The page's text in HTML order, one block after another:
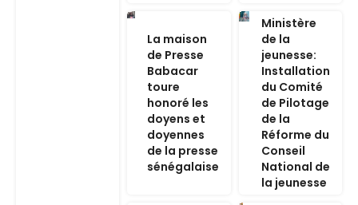
La maison
de Presse
Babacar
toure
honoré les
doyens et
doyennes
de la presse
sénégalaise
Ministère
de la
jeunesse:
Installation
du Comité
de Pilotage
de la
Réforme du
Conseil
National de
la jeunesse